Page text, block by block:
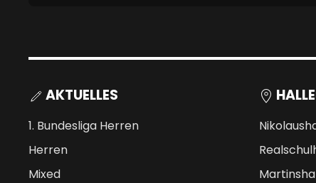
AKTUELLES
1. Bundesliga Herren
Herren
Mixed